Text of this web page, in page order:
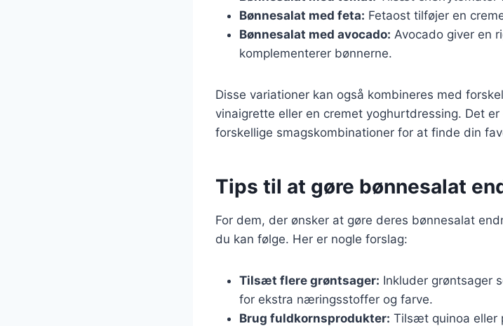
Bønnesalat med feta: Fetaost tilføjer en
Bønnesalat med avocado: Avocado giver en
komplementerer bønnerne.
Disse variationer kan også kombineres med
vinaigrette eller en cremet yoghurtdressing. Det
forskellige smagskombinationer for at finde din
Tips til at gøre bønnesalat
For dem, der ønsker at gøre deres bønnesalat
du kan følge. Her er nogle forslag:
Tilsæt flere grøntsager: Inkluder grøntsager
for ekstra næringsstoffer og farve.
Brug fuldkornsprodukter: Tilsæt quinoa eller